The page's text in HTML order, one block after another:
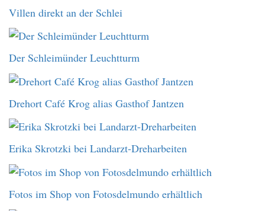
Villen direkt an der Schlei
Der Schleimünder Leuchtturm
Drehort Café Krog alias Gasthof Jantzen
Erika Skrotzki bei Landarzt-Dreharbeiten
Fotos im Shop von Fotosdelmundo erhältlich